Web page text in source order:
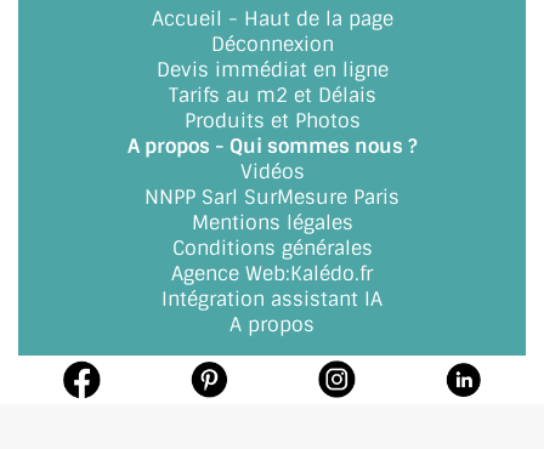
CATALOGUE DE PROFILS ET FIXATION DU
LES FIXATIONS POUR MIROIR
LES PROFILS PAROI DE VERRE
VITRINE EN VERRE
CONNECTEURS ET ASSEMBLAGE DE VERRES
PLATS ET CORNIÈRES
LES CHARNIÈRES DE PORTE EN VERRE
Accueil - Haut de la page
Déconnexion
Devis immédiat en ligne
Tarifs au m2 et Délais
Produits et Photos
A propos - Qui sommes nous ?
Vidéos
NNPP Sarl SurMesure Paris
Mentions légales
Conditions générales
Agence Web:Kalédo.fr
Intégration assistant IA
A propos